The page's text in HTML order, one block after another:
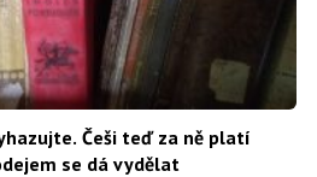
Češi teď za ně platí
se dá vydělat